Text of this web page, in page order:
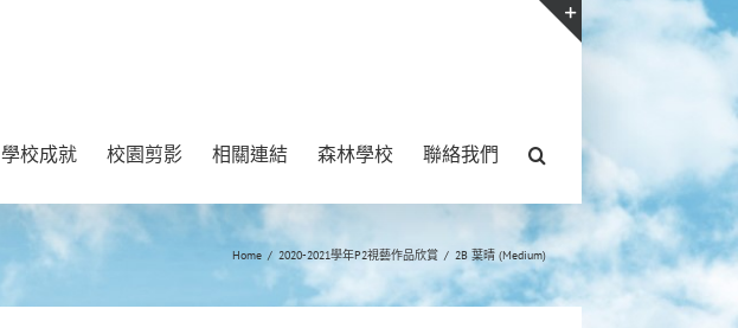
學校成就 校園剪影 相關連結 森林學校 聯絡我們
Home / 2020-2021學年P2視藝作品欣賞 / 2B 葉晴 (Medium)
Toggle
Area